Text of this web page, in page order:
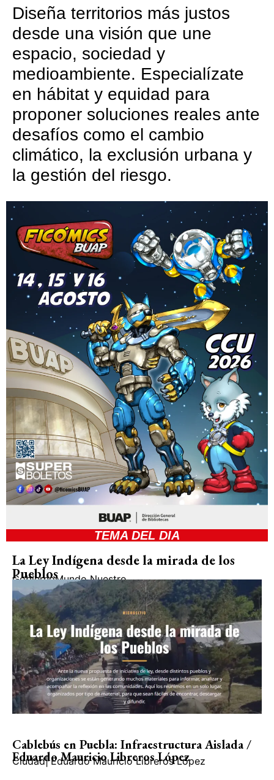
Diseña territorios más justos
desde una visión que une
espacio, sociedad y
medioambiente. Especialízate
en hábitat y equidad para
proponer soluciones reales ante
desafíos como el cambio
climático, la exclusión urbana y
la gestión del riesgo.
TEMA DEL DIA
La Ley Indígena desde la mirada de los
Pueblos
GobiernoMundo Nuestro
Cablebús en Puebla: Infraestructura Aislada /
Eduardo Mauricio Libreros López
Ciudad| Eduardo Mauricio Libreros López